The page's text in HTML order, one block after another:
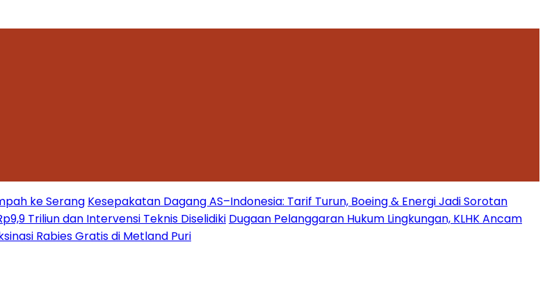
ke Serang Kesepakatan Dagang AS–Indonesia: Tarif Turun, Boeing & Energi Jadi Sorotan
Triliun dan Intervensi Teknis Diselidiki Dugaan Pelanggaran Hukum Lingkungan, KLHK Ancam
Rabies Gratis di Metland Puri